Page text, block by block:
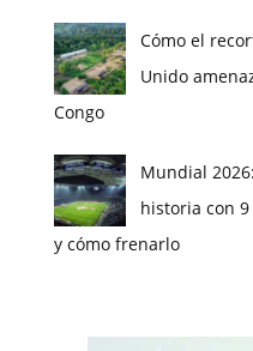
Cómo el
Unido
Congo
Mundial
historia con
y cómo frenarlo